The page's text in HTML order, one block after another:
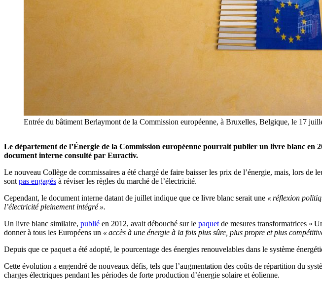
Entrée du bâtiment Berlaymont de la Commission européenne, à Bruxelles, Belgique, le 17
Le département de l’Énergie de la Commission européenne pourrait publier un livre blanc en
document interne consulté par Euractiv.
Le nouveau Collège de commissaires a été chargé de faire baisser les prix de l’énergie, mais, lors de
sont pas engagés à réviser les règles du marché de l’électricité.
Cependant, le document interne datant de juillet indique que ce livre blanc serait une « réflexion
l’électricité pleinement intégré ».
Un livre blanc similaire, publié en 2012, avait débouché sur le paquet de mesures transformatrices «
donner à tous les Européens un « accès à une énergie à la fois plus sûre, plus propre et plus
Depuis que ce paquet a été adopté, le pourcentage des énergies renouvelables dans le système
Cette évolution a engendré de nouveaux défis, tels que l’augmentation des coûts de répartition du
charges électriques pendant les périodes de forte production d’énergie solaire et éolienne.